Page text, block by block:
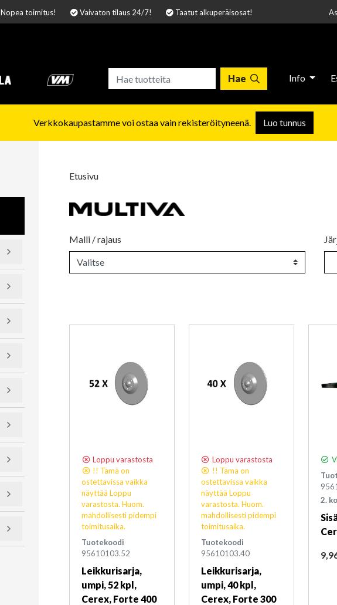
Nopea toimitus! Vaivaton tilaus 24/7! Taatut alkuperäisosat!
Hae Info
Verkkokaupastamme voi ostaa vain rekisteröityneenä. Luo tunnus
Etusivu
Malli / rajaus
Loppu varastosta
!! Tämä on
ostettavissa vaikka
näyttää Loppu
varastosta. Huom.
mahdollisesti pidempi
toimitusaika.
Tuotekoodi
95610103.52
Leikkurisarja,
umpi, 52 kpl,
Cerex, Forte 400
Loppu varastosta
!! Tämä on
ostettavissa vaikka
näyttää Loppu
varastosta. Huom.
mahdollisesti pidempi
toimitusaika.
Tuotekoodi
95610103.40
Leikkurisarja,
umpi, 40 kpl,
Cerex, Forte 300
2.